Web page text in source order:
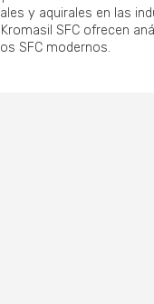
y aquirales en las
SFC ofrecen
SFC modernos.